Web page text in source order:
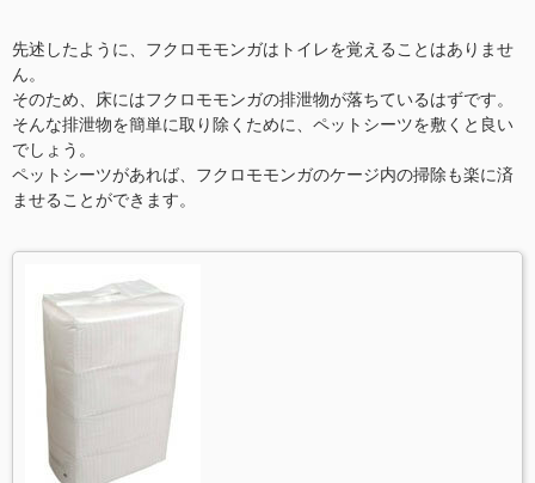
先述したように、フクロモモンガはトイレを覚えることはありませ
ん。
そのため、床にはフクロモモンガの排泄物が落ちているはずです。
そんな排泄物を簡単に取り除くために、ペットシーツを敷くと良い
でしょう。
ペットシーツがあれば、フクロモモンガのケージ内の掃除も楽に済
ませることができます。